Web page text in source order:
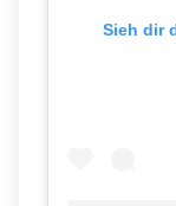
Sieh dir